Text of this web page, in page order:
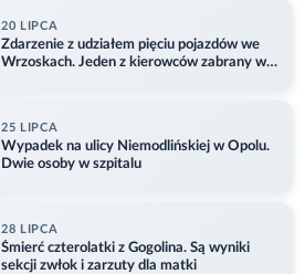
20 LIPCA
Zdarzenie z udziałem pięciu pojazdów we
Wrzoskach. Jeden z kierowców zabrany w
25 LIPCA
Wypadek na ulicy Niemodlińskiej w Opolu.
Dwie osoby w szpitalu
28 LIPCA
Śmierć czterolatki z Gogolina. Są wyniki
sekcji zwłok i zarzuty dla matki